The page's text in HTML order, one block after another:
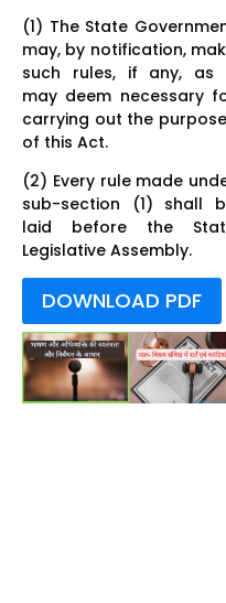
(1) The State
may, by notification,
such rules, if any, as
may deem necessary
carrying out the
of this Act.
(2) Every rule made
sub-section (1) shall
laid before the
Legislative Assembly.
DOWNLOAD PDF